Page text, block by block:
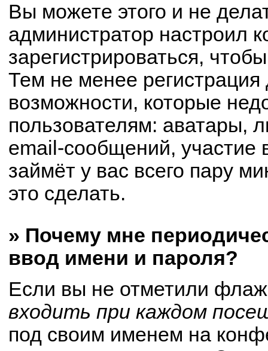
Вы можете этого и не
администратор настроил
зарегистрироваться,
Тем не менее
возможности, которые
пользователям: аватары,
email-сообщений, участие
займёт у вас всего пару
это сделать.
» Почему мне
ввод имени и пароля?
Если вы не отметили
входить при каждом
под своим именем на